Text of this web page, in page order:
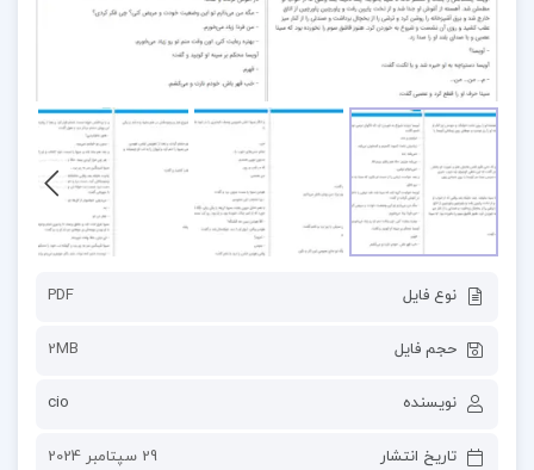
نوع فایل PDF
حجم فایل 2MB
نویسنده cio
تاریخ انتشار 29 سپتامبر 2024